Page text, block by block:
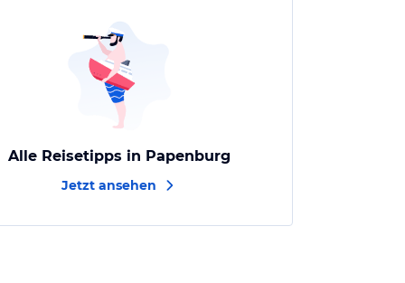
Alle Reisetipps in Papenburg
Jetzt ansehen